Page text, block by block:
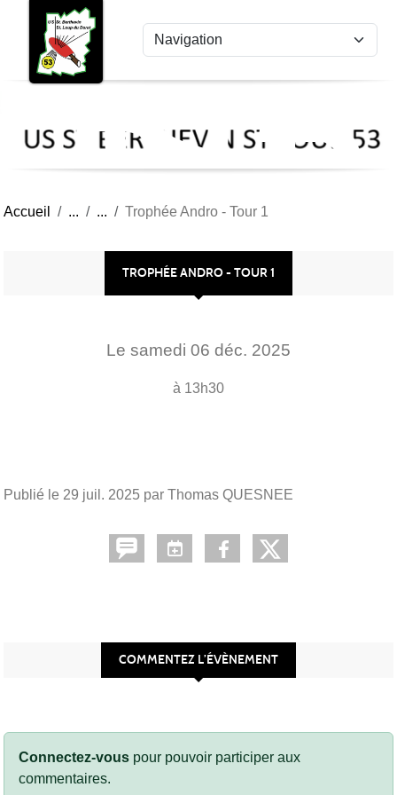
US
St
53
Accueil Trophée Andro - Tour 1
TROPHÉE ANDRO - TOUR 1
Le samedi 06 déc. 2025
à 13h30
Publié le 29 juil. 2025 par Thomas QUESNEE
COMMENTEZ L’ÉVÈNEMENT
Connectez-vous pour pouvoir participer aux
commentaires.
Panneau de gestion des cookies